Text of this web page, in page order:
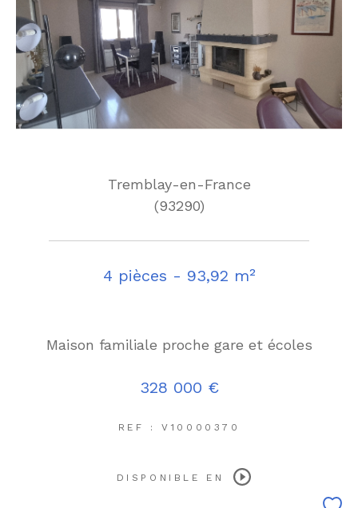
Tremblay-en-France
(93290)
4 pièces - 93,92 m²
Maison familiale proche gare et écoles
328 000 €
REF : V10000370
DISPONIBLE EN